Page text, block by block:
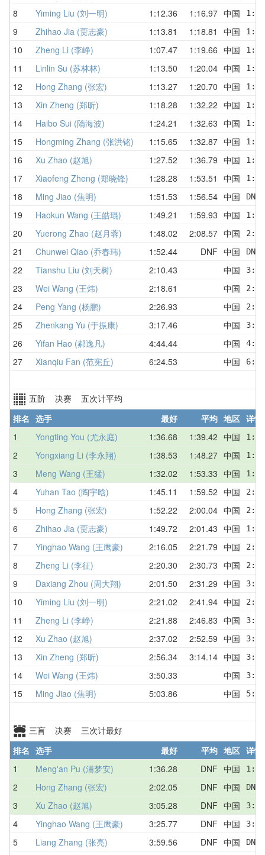
8 Yiming Liu (刘一明) 1:12.36 1:16.97 中国
9 Zhihao Jia (贾志豪) 1:13.81 1:18.81 中国
10 Zheng Li (李峥) 1:07.47 1:19.66 中国
11 Linlin Su (苏林林) 1:13.50 1:20.04 中国
12 Hong Zhang (张宏) 1:13.27 1:20.70 中国
13 Xin Zheng (郑昕) 1:18.28 1:32.22 中国
14 Haibo Sui (隋海波) 1:24.21 1:32.63 中国
15 Hongming Zhang (张洪铭) 1:15.65 1:32.87 中国
16 Xu Zhao (赵旭) 1:27.52 1:36.79 中国
17 Xiaofeng Zheng (郑晓锋) 1:28.28 1:53.51 中国
18 Ming Jiao (焦明) 1:51.53 1:56.54 中国
19 Haokun Wang (王皓琨) 1:49.21 1:59.93 中国
20 Yuerong Zhao (赵月蓉) 1:48.02 2:08.57 中国
21 Chunwei Qiao (乔春玮) 1:52.44 DNF 中国
22 Tianshu Liu (刘天树) 2:10.43 中国
23 Wei Wang (王炜) 2:18.61 中国
24 Peng Yang (杨鹏) 2:26.93 中国
25 Zhenkang Yu (于振康) 3:17.46 中国
26 Yifan Hao (郝逸凡) 4:44.44 中国
27 Xianqiu Fan (范宪丘) 6:24.53 中国
五阶 决赛 五次计平均
排名 选手 最好 平均 地区 详情
1
Yongting You (尤永庭) 1:36.68 1:39.42 中国
2 Yongxiang Li (李永翔) 1:38.53 1:48.27 中国
3 Meng Wang (王猛) 1:32.02 1:53.33 中国
4 Yuhan Tao (陶宇晗) 1:45.11 1:59.52 中国
5 Hong Zhang (张宏) 1:52.22 2:00.04 中国
6 Zhihao Jia (贾志豪) 1:49.72 2:01.43 中国
7 Yinghao Wang (王鹰豪) 2:16.05 2:21.79 中国
8 Zheng Li (李征) 2:20.30 2:30.73 中国
9 Daxiang Zhou (周大翔) 2:01.50 2:31.29 中国
10 Yiming Liu (刘一明) 2:21.02 2:41.94 中国
11 Zheng Li (李峥) 2:21.88 2:46.83 中国
12 Xu Zhao (赵旭) 2:37.02 2:52.59 中国
13 Xin Zheng (郑昕) 2:56.34 3:14.14 中国
14 Wei Wang (王炜) 3:50.33 中国
15 Ming Jiao (焦明) 5:03.86 中国
三盲 决赛 三次计最好
排名 选手 最好 平均 地区 详情
1
Meng'an Pu (浦梦安) 1:36.28 DNF 中国
2 Hong Zhang (张宏) 2:02.05 DNF 中国
3 Xu Zhao (赵旭) 3:05.28 DNF 中国
4 Yinghao Wang (王鹰豪) 3:25.77 DNF 中国
5 Liang Zhang (张亮) 3:59.56 DNF 中国